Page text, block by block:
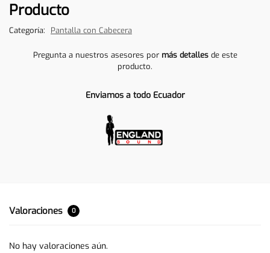
Producto
Categoría: Pantalla con Cabecera
Pregunta a nuestros asesores por más detallesde este
producto.
Enviamos a todo Ecuador
Valoraciones 0
No hay valoraciones aún.